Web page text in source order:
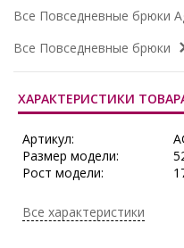
Все Повседневные брюки
Все Повседневные брюки
ХАРАКТЕРИСТИКИ
Артикул:
Размер модели:
Рост модели:
Тип ткани:
Все характеристики